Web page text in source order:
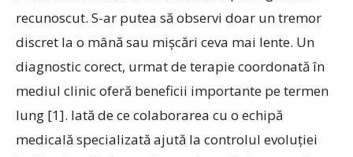
recunoscut. S-ar putea să observi doar un tremor
discret la o mână sau mișcări ceva mai lente. Un
diagnostic corect, urmat de terapie coordonată în
mediul clinic oferă beneficii importante pe termen
lung [1]. Iată de ce colaborarea cu o echipă
medicală specializată ajută la controlul evoluției